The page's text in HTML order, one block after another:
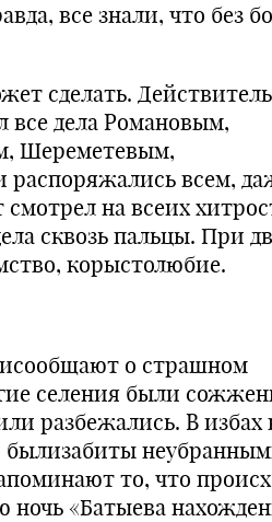
все знали, что без
сделать.
все дела Романовым,
Шереметевым,
всем,
на всеих
сквозь пальцы. При
корыстолюбие.
о страшном
селения были
разбежались. В избах
былизабиты
то, что
«Батыева